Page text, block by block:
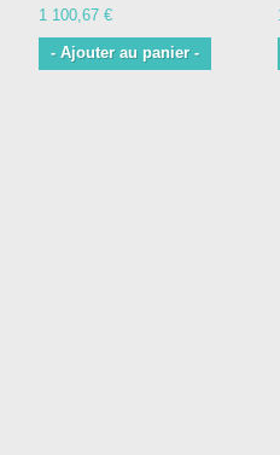
1 100,67 €
- Ajouter au panier -